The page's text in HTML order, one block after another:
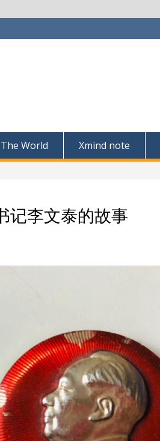
World Xmind note
记李文泰的故事